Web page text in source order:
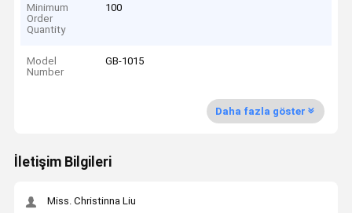
Minimum
Order
Quantity
100
Model
Number
GB-1015
Daha fazla göster
İletişim Bilgileri
Miss. Christinna Liu